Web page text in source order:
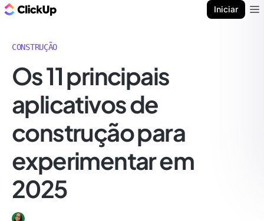
Iniciar
CONSTRUÇÃO
Os 11 principais
aplicativos de
construção para
experimentar em
2025